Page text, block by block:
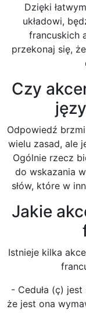
Dzięki
układowi,
francuskich
przekonaj się,
Czy
Odpowiedź
wielu zasad, ale
Ogólnie rzecz
do wskazania
słów, które w
Jakie
Istnieje kilka
- Ceduła (ç)
że jest ona